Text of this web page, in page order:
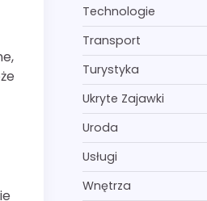
Technologie
Transport
Turystyka
Ukryte Zajawki
Uroda
Usługi
Wnętrza